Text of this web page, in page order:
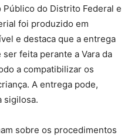
do Distrito Federal e
foi produzido em
e destaca que a entrega
feita perante a Vara da
a compatibilizar os
A entrega pode,
sigilosa.
sobre os procedimentos